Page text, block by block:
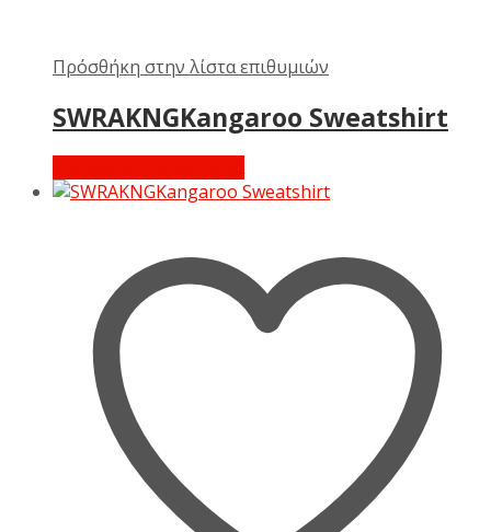
Πρόσθήκη στην λίστα επιθυμιών
SWRAKNGKangaroo Sweatshirt